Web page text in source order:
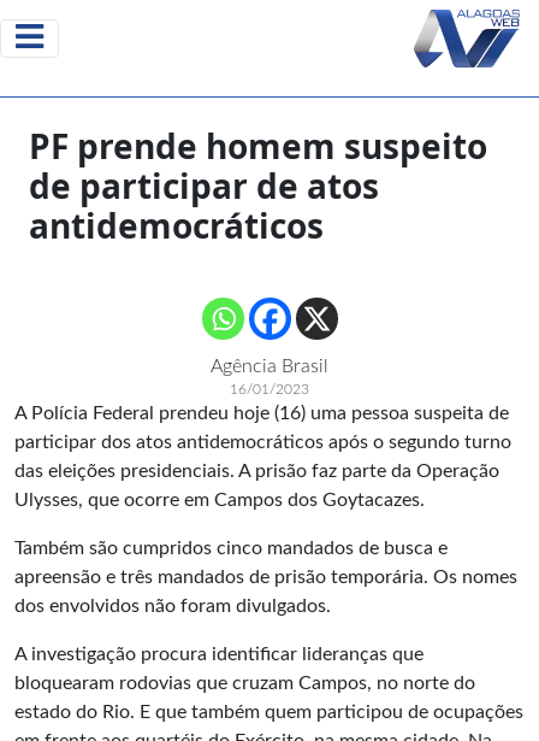
PF prende homem suspeito
de participar de atos
antidemocráticos
Agência Brasil
16/01/2023
A Polícia Federal prendeu hoje (16) uma pessoa suspeita de
participar dos atos antidemocráticos após o segundo turno
das eleições presidenciais. A prisão faz parte da Operação
Ulysses, que ocorre em Campos dos Goytacazes.
Também são cumpridos cinco mandados de busca e
apreensão e três mandados de prisão temporária. Os nomes
dos envolvidos não foram divulgados.
A investigação procura identificar lideranças que
bloquearam rodovias que cruzam Campos, no norte do
estado do Rio. E que também quem participou de ocupações